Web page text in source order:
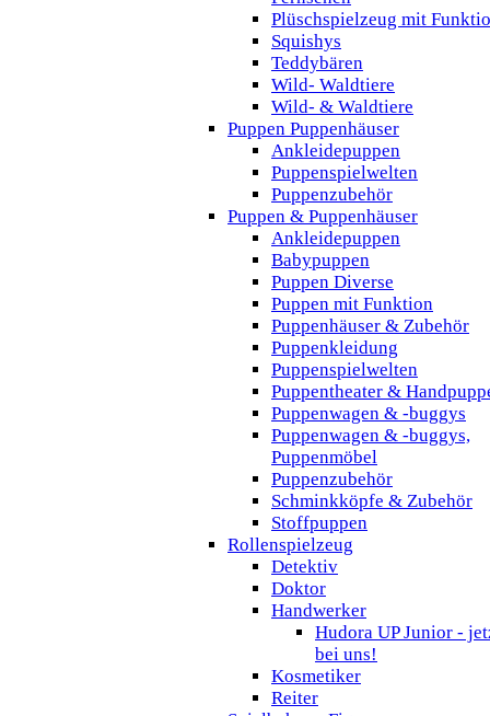
Plüschspielzeug mit
Squishys
Teddybären
Wild- Waldtiere
Wild- & Waldtiere
Puppen Puppenhäuser
Ankleidepuppen
Puppenspielwelten
Puppenzubehör
Puppen & Puppenhäuser
Ankleidepuppen
Babypuppen
Puppen Diverse
Puppen mit Funktion
Puppenhäuser & Zubehör
Puppenkleidung
Puppenspielwelten
Puppentheater &
Puppenwagen & -buggys
Puppenwagen & -buggys,
Puppenmöbel
Puppenzubehör
Schminkköpfe & Zubehör
Stoffpuppen
Rollenspielzeug
Detektiv
Doktor
Handwerker
Hudora UP Junior -
bei uns!
Kosmetiker
Reiter